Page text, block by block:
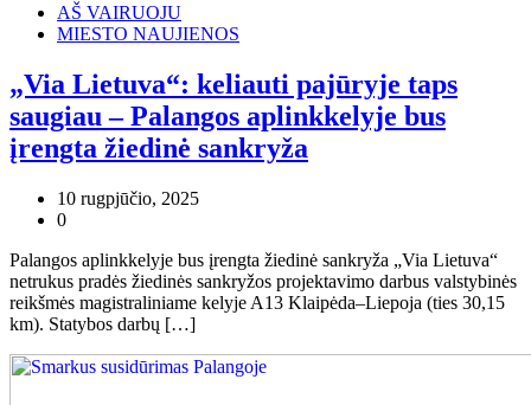
AŠ VAIRUOJU
MIESTO NAUJIENOS
„Via Lietuva“: keliauti pajūryje taps
saugiau – Palangos aplinkkelyje bus
įrengta žiedinė sankryža
10 rugpjūčio, 2025
0
Palangos aplinkkelyje bus įrengta žiedinė sankryža „Via Lietuva“
netrukus pradės žiedinės sankryžos projektavimo darbus valstybinės
reikšmės magistraliniame kelyje A13 Klaipėda–Liepoja (ties 30,15
km). Statybos darbų […]